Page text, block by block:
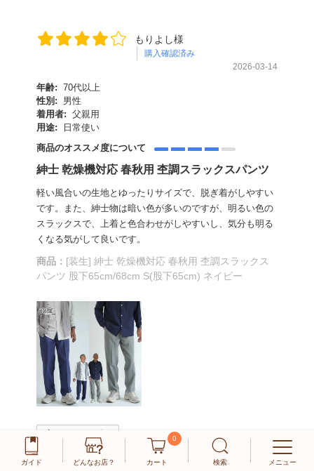
もりよし様
購入確認済み
2026-03-14
年齢: 70代以上
性別:
男性
着用者: 父親用
用途:
日常使い
商品のオススメ度について
紳士 乾燥機対応 春秋用 杢調スラックスパンツ
軽い風合いの生地とゆったりサイズで、脱ぎ着がしやすい
です。また、紳士物は暗い色が多いのですが、明るい色の
スラックスで、上着と色合わせがしやすいし、気分も明る
くなる気がして良いです。
商品： [装生] 紳士 乾燥機対応 春秋用 杢調スラックス
パンツ 股下65cm/68cm S(股下65cm) ネイビー
役に立った
サイトからの返信
ガイド どんなお店？ カート
0
検索 メニュー